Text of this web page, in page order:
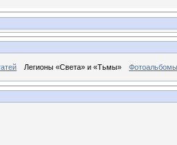
Легионы «Света» и «Тьмы» Фотоальбомы